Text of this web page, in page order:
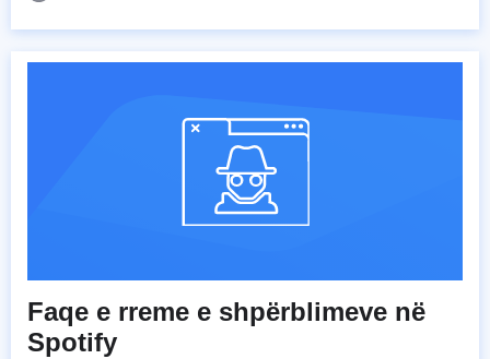
Faqe e rreme e shpërblimeve në
Spotify